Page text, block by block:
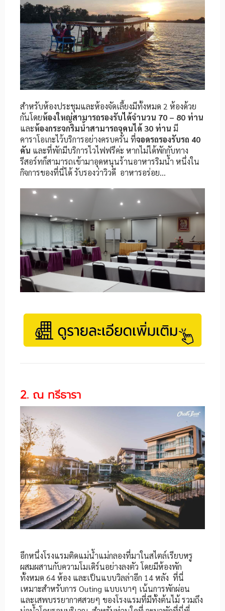
สำหรับห้องประชุมและห้องจัดเลี้ยงมีทั้งหมด 2 ห้องด้วย
กันโดยห้องใหญ่สามารถรองรับได้จำนวน 70 – 80 ท่าน
และห้องกระจกริมน้ำสามารถจุคนได้ 30 ท่าน มี
คาราโอเกะไว้บริการอย่างครบครัน ที่จอดรถรองรับรถ 40
คัน และที่พักมีบริการไวไฟฟรีค่ะ หากไม่ได้พักกับทาง
รีสอร์ทก็สามารถเข้ามาอุดหนุนร้านอาหารริมน้ำ หนึ่งใน
กิจการของที่นี่ได้ รับรองว่าวิวดี อาหารอร่อย…
2. ณ ทรีธารา
อีกหนึ่งโรงแรมติดแม่น้ำแม่กลองที่มาในสไตล์เรียบหรู
ผสมผสานกับความโมเดิร์นอย่างลงตัว โดยมีห้องพัก
ทั้งหมด 64 ห้อง และเป็นแบบวิลล่าอีก 14 หลัง ที่นี่
เหมาะสำหรับการ Outing แบบเบาๆ เน้นการพักผ่อน
และเสพบรรยากาศสวยๆ ของโรงแรมที่มีทั้งต้นไม้ รวมถึง